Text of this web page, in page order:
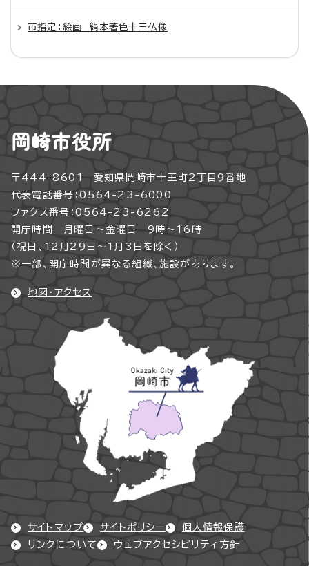
市指定：絵画 絹本著色十三仏像
岡崎市役所
〒444-8601 愛知県岡崎市十王町2丁目9番地
代表電話番号：0564-23-6000
ファクス番号：0564-23-6262
開庁時間 月曜日～金曜日 9時～16時
（祝日、12月29日～1月3日を除く）
※一部、開庁時間が異なる組織、施設があります。
地図・アクセス
サイトマップ サイトポリシー
個人情報保護
リンクについて
ウェブアクセシビリティ方針